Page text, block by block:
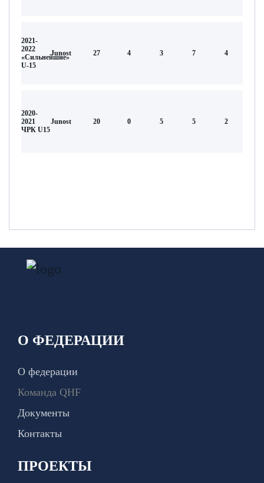
2021-
2022
«Сильнейшие»
U-15
Junost 27 4 3 7 4
2020-
2021
ЧРК U15
Junost 20 0 5 5 2
О ФЕДЕРАЦИИ
О федерации
Команда QHF
Документы
Контакты
ПРОЕКТЫ